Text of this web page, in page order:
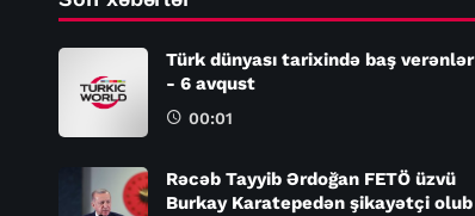
Türk dünyası tarixində baş verənlər
- 6 avqust
00:01
Rəcəb Tayyib Ərdoğan FETÖ üzvü
Burkay Karatepedən şikayətçi olub